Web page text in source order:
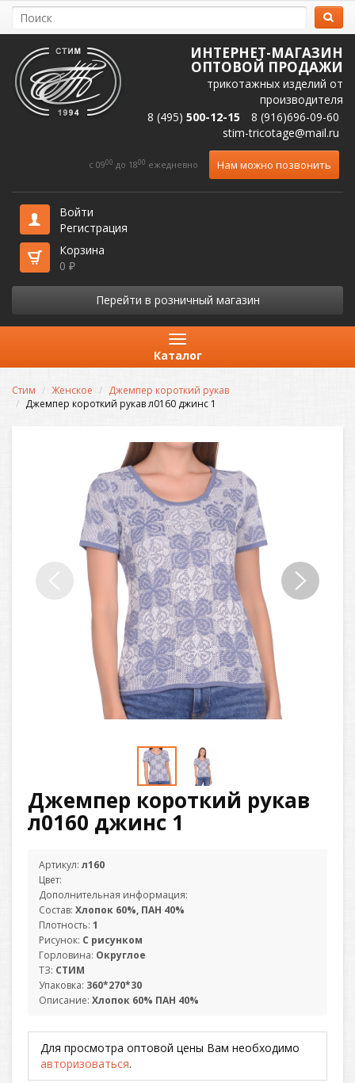
ИНТЕРНЕТ-МАГАЗИН
ОПТОВОЙ ПРОДАЖИ
трикотажных изделий от
производителя
8 (495) 500-12-15
8 (916)696-09-60
stim-tricotage@mail.ru
c 0900 до 1800 ежедневно Нам можно позвонить
Войти
Регистрация
Корзина
0 ₽
Перейти в розничный магазин
Каталог
Стим Женское
Джемпер короткий рукав
Джемпер короткий рукав л0160 джинс 1
Джемпер короткий рукав
л0160 джинс 1
Артикул: л160
Цвет:
Дополнительная информация:
Состав: Хлопок 60%, ПАН 40%
Плотность: 1
Рисунок: С рисунком
Горловина: Округлое
ТЗ: СТИМ
Упаковка: 360*270*30
Описание: Хлопок 60% ПАН 40%
Для просмотра оптовой цены Вам необходимо
авторизоваться.